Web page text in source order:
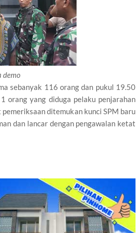
demo
sebanyak 116 orang dan pukul 19.50
orang yang diduga pelaku penjarahan
ditemukan kunci SPM baru
dan lancar dengan pengawalan ketat